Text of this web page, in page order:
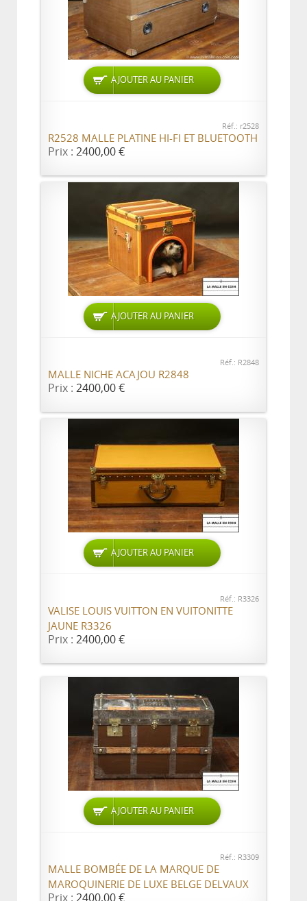
AJOUTER AU PANIER
Réf.: r2528
R2528 MALLE PLATINE HI-FI ET BLUETOOTH
Prix : 2400,00 €
AJOUTER AU PANIER
Réf.: R2848
MALLE NICHE ACAJOU R2848
Prix : 2400,00 €
AJOUTER AU PANIER
Réf.: R3326
VALISE LOUIS VUITTON EN VUITONITTE
JAUNE R3326
Prix : 2400,00 €
AJOUTER AU PANIER
Réf.: R3309
MALLE BOMBÉE DE LA MARQUE DE
MAROQUINERIE DE LUXE BELGE DELVAUX
Prix : 2400,00 €